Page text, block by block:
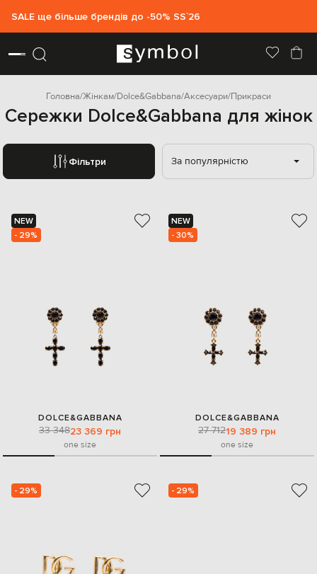
SALE ще більше брендів до -50% SS`26
Головна Жінкам Dolce&Gabbana Аксесуари Прикраси
Сережки Dolce&Gabbana для жінок
Фільтри За популярністю
NEW
- 29%
DOLCE&GABBANA
33 34823 369 грн
one size
NEW
- 30%
DOLCE&GABBANA
27 71219 389 грн
one size
- 29% - 29%